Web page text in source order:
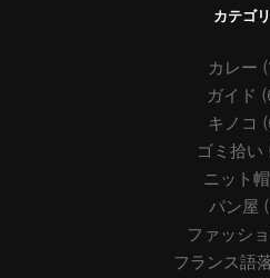
カテゴ
カレー
ガイド
キノコ
ゴミ拾い
ニット帽
パン屋
ファッシ
フランス語